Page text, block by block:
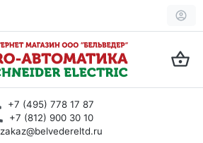
+7 (495) 778 17 87
+7 (812) 900 30 10
zakaz@belvedereltd.ru